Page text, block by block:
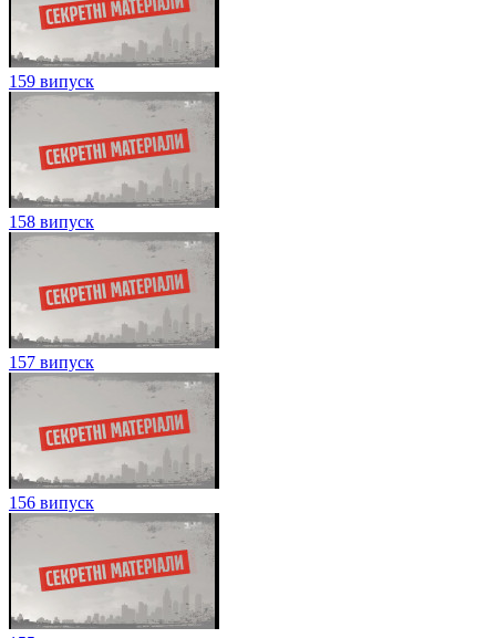
159 випуск
158 випуск
157 випуск
156 випуск